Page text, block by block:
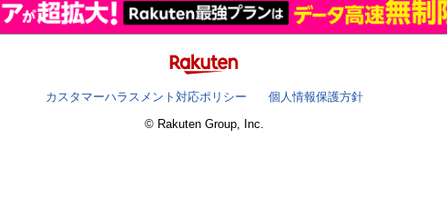
カスタマーハラスメント対応ポリシー
個人情報保護方針
© Rakuten Group, Inc.